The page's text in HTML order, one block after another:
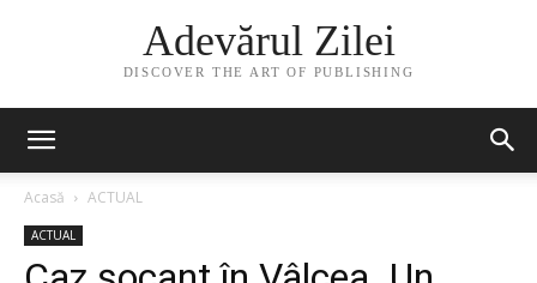
Adevărul Zilei
DISCOVER THE ART OF PUBLISHING
Acasă ACTUAL
ACTUAL